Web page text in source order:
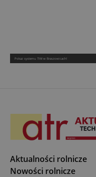
Pokaz systemu TIM w Braszowicach!
Aktualności rolnicze
Nowości rolnicze